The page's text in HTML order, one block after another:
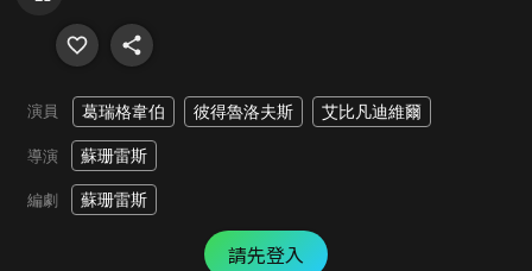
演員 葛瑞格韋伯 彼得魯洛夫斯 艾比凡迪維爾
導演 蘇珊雷斯
編劇 蘇珊雷斯
請先登入